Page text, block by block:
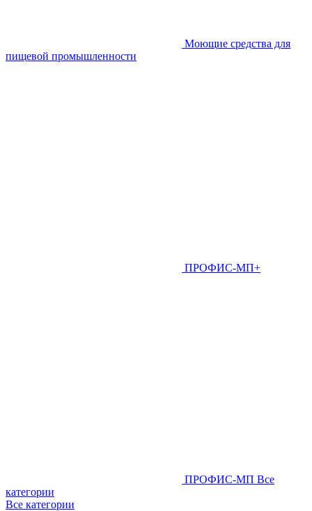
Моющие средства для
пищевой промышленности
ПРОФИС-МП+
ПРОФИС-МП Все
категории
Все категории